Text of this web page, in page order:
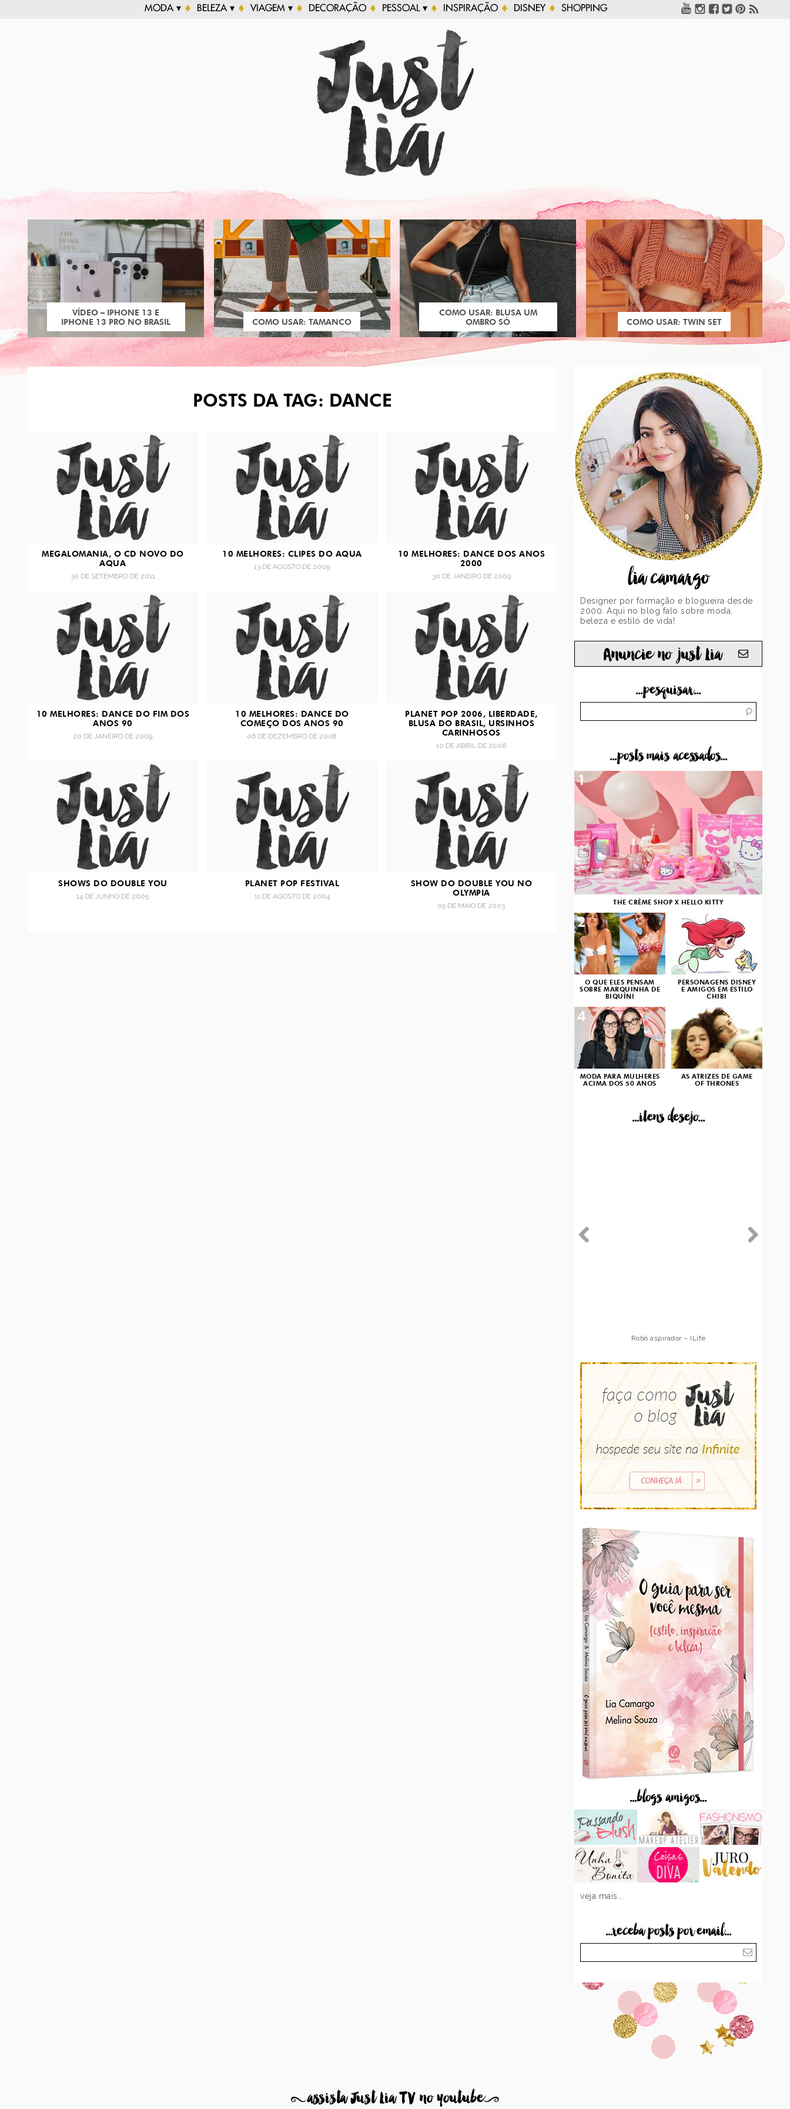
MODA ▾ BELEZA ▾ VIAGEM ▾ DECORAÇÃO PESSOAL ▾ INSPIRAÇÃO DISNEY SHOPPING
VÍDEO – IPHONE 13 E
IPHONE 13 PRO NO BRASIL
COMO USAR: TAMANCO
COMO USAR: BLUSA UM
OMBRO SÓ
COMO USAR: TWIN SET
POSTS DA TAG: DANCE
MEGALOMANIA, O CD NOVO DO
AQUA
30 DE SETEMBRO DE 2011
10 MELHORES: CLIPES DO AQUA
13 DE AGOSTO DE 2009
10 MELHORES: DANCE DOS ANOS
2000
30 DE JANEIRO DE 2009
10 MELHORES: DANCE DO FIM DOS
ANOS 90
20 DE JANEIRO DE 2009
10 MELHORES: DANCE DO
COMEÇO DOS ANOS 90
06 DE DEZEMBRO DE 2008
PLANET POP 2006, LIBERDADE,
BLUSA DO BRASIL, URSINHOS
CARINHOSOS
10 DE ABRIL DE 2006
SHOWS DO DOUBLE YOU
14 DE JUNHO DE 2005
PLANET POP FESTIVAL
11 DE AGOSTO DE 2004
SHOW DO DOUBLE YOU NO
OLYMPIA
05 DE MAIO DE 2003
lia camargo
Designer por formação e blogueira desde
2000. Aqui no blog falo sobre moda,
beleza e estilo de vida!
Anuncie no just Lia
...pesquisar...
...posts mais acessados...
THE CRÈME SHOP X HELLO KITTY
1
O QUE ELES PENSAM
SOBRE MARQUINHA DE
BIQUÍNI
2
PERSONAGENS DISNEY
E AMIGOS EM ESTILO
CHIBI
3
MODA PARA MULHERES
ACIMA DOS 50 ANOS
4
AS ATRIZES DE GAME
OF THRONES
...itens desejo...
Robô aspirador – ILife
...blogs amigos...
veja mais...
...receba posts por email...
8assista Just Lia TV no youtube9